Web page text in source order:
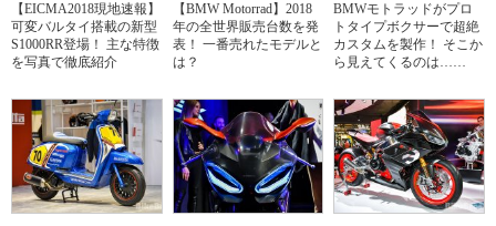
【EICMA2018現地速報】
可変バルタイ搭載の新型
S1000RR登場！ 主な特徴
を写真で徹底紹介
【BMW Motorrad】2018
年の全世界販売台数を発
表！ 一番売れたモデルと
は？
BMWモトラッドがプロ
トタイプボクサーで超絶
カスタムを製作！ そこか
ら見えてくるのは……